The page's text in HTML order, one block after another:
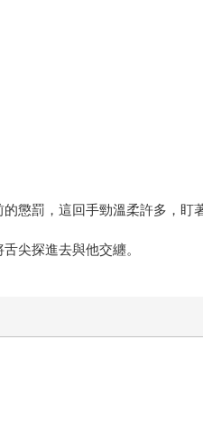
懲罰，這回手勁溫柔許多，盯
尖探進去與他交纏。